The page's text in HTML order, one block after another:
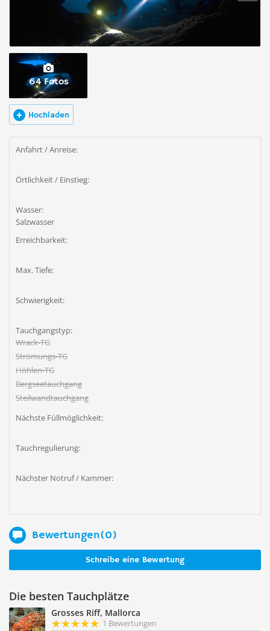
64 Fotos
Hochladen
Anfahrt / Anreise:
Örtlichkeit / Einstieg:
Wasser:
Salzwasser
Erreichbarkeit:
Max. Tiefe:
Schwierigkeit:
Tauchgangstyp:
Wrack-TG
Strömungs-TG
Höhlen-TG
Bergseetauchgang
Steilwandtauchgang
Nächste Füllmöglichkeit:
Tauchregulierung:
Nächster Notruf / Kammer:
Bewertungen(0)
Schreibe eine Bewertung
Die besten Tauchplätze
Grosses Riff, Mallorca
1 Bewertungen